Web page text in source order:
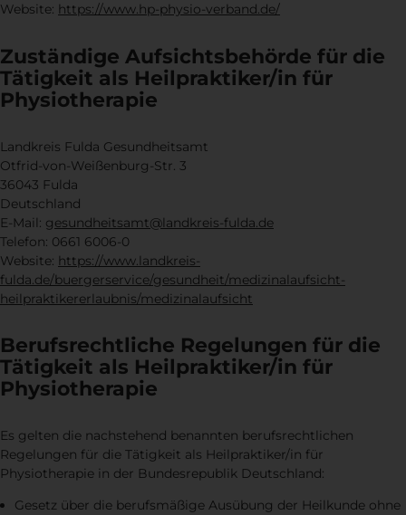
Website: https://www.hp-physio-verband.de/
Zuständige Aufsichtsbehörde für die
Tätigkeit als Heilpraktiker/in für
Physiotherapie
Landkreis Fulda Gesundheitsamt
Otfrid-von-Weißenburg-Str. 3
36043 Fulda
Deutschland
E-Mail: gesundheitsamt@landkreis-fulda.de
Telefon: 0661 6006-0
Website: https://www.landkreis-
fulda.de/buergerservice/gesundheit/medizinalaufsicht-
heilpraktikererlaubnis/medizinalaufsicht
Berufsrechtliche Regelungen für die
Tätigkeit als Heilpraktiker/in für
Physiotherapie
Es gelten die nachstehend benannten berufsrechtlichen
Regelungen für die Tätigkeit als Heilpraktiker/in für
Physiotherapie in der Bundesrepublik Deutschland:
Gesetz über die berufsmäßige Ausübung der Heilkunde ohne